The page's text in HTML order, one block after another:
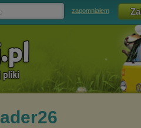
zapomniałem